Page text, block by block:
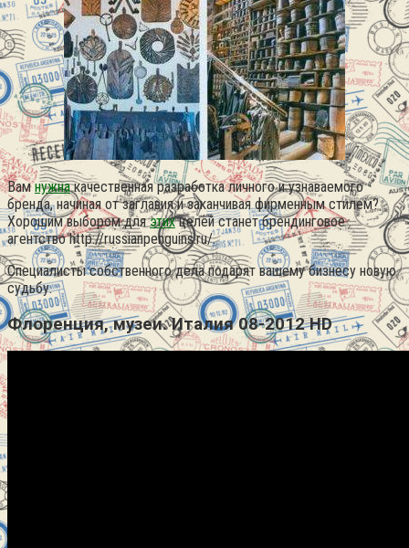
Вамнужнакачественная разработка личного и узнаваемого
бренда, начиная от заглавия и заканчивая фирменным стилем?
Хорошим выбором дляэтихцелей станет брендинговое
агентство http://russianpenguins.ru/.
Специалисты собственного дела подарят вашему бизнесу новую
судьбу.
Флоренция, музеи. Италия 08-2012 HD